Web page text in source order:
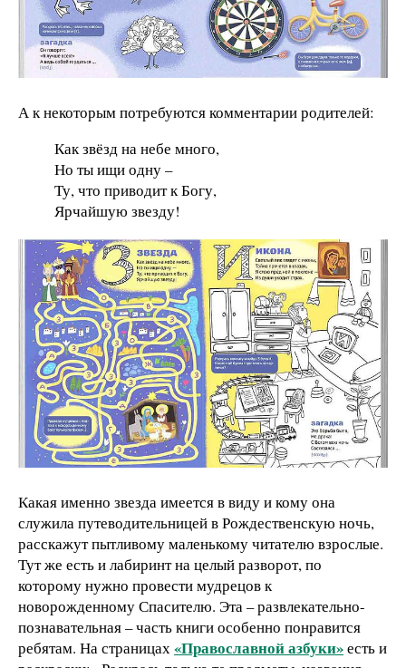
А к некоторым потребуются комментарии родителей:
Как звёзд на небе много,
Но ты ищи одну –
Ту, что приводит к Богу,
Ярчайшую звезду!
Какая именно звезда имеется в виду и кому она
служила путеводительницей в Рождественскую ночь,
расскажут пытливому маленькому читателю взрослые.
Тут же есть и лабиринт на целый разворот, по
которому нужно провести мудрецов к
новорожденному Спасителю. Эта – развлекательно-
познавательная – часть книги особенно понравится
ребятам. На страницах «Православной азбуки»есть и